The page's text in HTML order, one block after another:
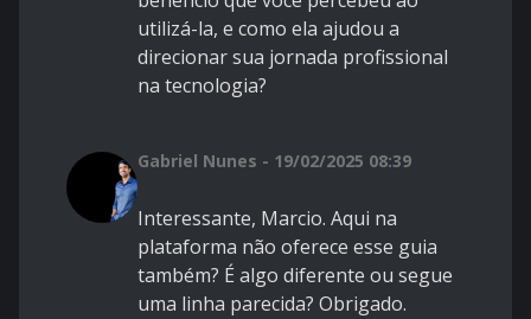
utilizá-la, e como ela ajudou a
direcionar sua jornada profissional
na tecnologia?
Gabriel Nunes - 19/02/2025 08:39
Interessante, Marcio. Aqui na
plataforma não oferece esse guia
também? É algo diferente ou segue
uma linha parecida? Obrigado.